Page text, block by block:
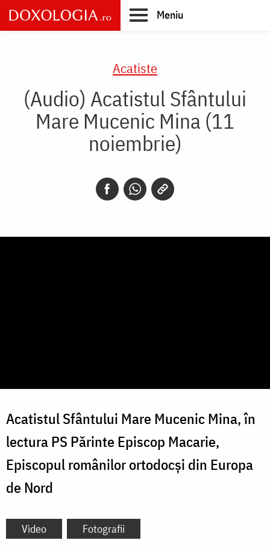
Skip
to
main
Meniu
Acatiste
(Audio) Acatistul Sfântului
Mare Mucenic Mina (11
noiembrie)
Acatistul Sfântului Mare Mucenic Mina, în
lectura PS Părinte Episcop Macarie,
Episcopul românilor ortodocși din Europa
de Nord
Video Fotografii